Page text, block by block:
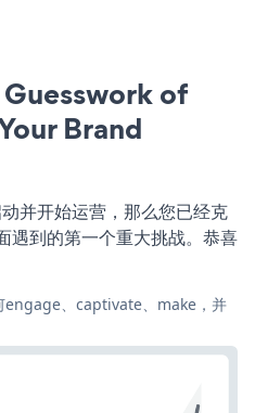
of
Brand
并开始运营，那么您已经克
遇到的第一个重大挑战。恭喜
、captivate、make，并